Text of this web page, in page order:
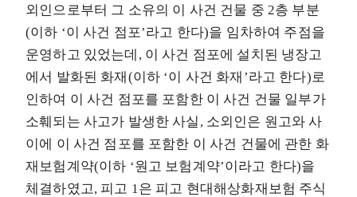
외인으로부터 그 소유의 이 사건 건물 중 2층 부분
(이하 ‘이 사건 점포’라고 한다)을 임차하여 주점을
운영하고 있었는데, 이 사건 점포에 설치된 냉장고
에서 발화된 화재(이하 ‘이 사건 화재’라고 한다)로
인하여 이 사건 점포를 포함한 이 사건 건물 일부가
소훼되는 사고가 발생한 사실, 소외인은 원고와 사
이에 이 사건 점포를 포함한 이 사건 건물에 관한 화
재보험계약(이하 ‘원고 보험계약’이라고 한다)을
체결하였고, 피고 1은 피고 현대해상화재보험 주식